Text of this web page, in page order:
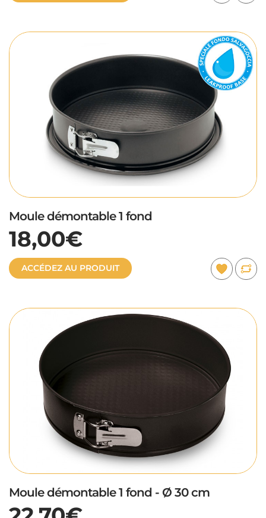
Moule démontable 1 fond
18,00€
ACCÉDEZ AU PRODUIT
Moule démontable 1 fond - Ø 30 cm